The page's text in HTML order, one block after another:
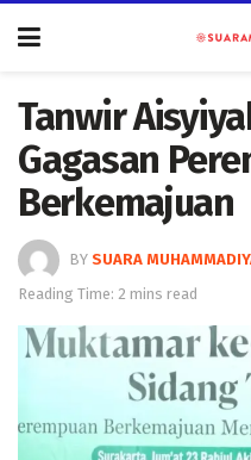
Tanwir
Gagasan
Berkemajuan
BY SUARA
Reading Time: 2 mins read